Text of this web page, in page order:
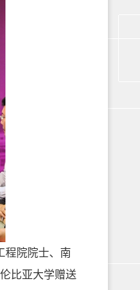
院院士、南
比亚大学赠送